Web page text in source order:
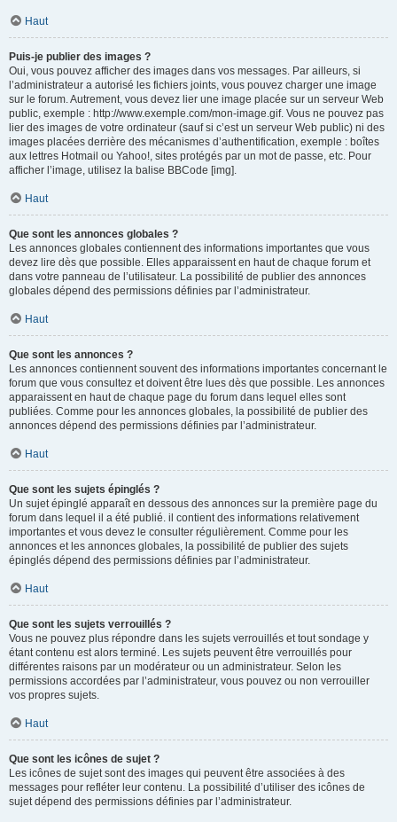
Haut
Puis-je publier des images ?
Oui, vous pouvez afficher des images dans vos messages. Par ailleurs, si
l’administrateur a autorisé les fichiers joints, vous pouvez charger une image
sur le forum. Autrement, vous devez lier une image placée sur un serveur Web
public, exemple : http://www.exemple.com/mon-image.gif. Vous ne pouvez pas
lier des images de votre ordinateur (sauf si c’est un serveur Web public) ni des
images placées derrière des mécanismes d’authentification, exemple : boîtes
aux lettres Hotmail ou Yahoo!, sites protégés par un mot de passe, etc. Pour
afficher l’image, utilisez la balise BBCode [img].
Haut
Que sont les annonces globales ?
Les annonces globales contiennent des informations importantes que vous
devez lire dès que possible. Elles apparaissent en haut de chaque forum et
dans votre panneau de l’utilisateur. La possibilité de publier des annonces
globales dépend des permissions définies par l’administrateur.
Haut
Que sont les annonces ?
Les annonces contiennent souvent des informations importantes concernant le
forum que vous consultez et doivent être lues dès que possible. Les annonces
apparaissent en haut de chaque page du forum dans lequel elles sont
publiées. Comme pour les annonces globales, la possibilité de publier des
annonces dépend des permissions définies par l’administrateur.
Haut
Que sont les sujets épinglés ?
Un sujet épinglé apparaît en dessous des annonces sur la première page du
forum dans lequel il a été publié. il contient des informations relativement
importantes et vous devez le consulter régulièrement. Comme pour les
annonces et les annonces globales, la possibilité de publier des sujets
épinglés dépend des permissions définies par l’administrateur.
Haut
Que sont les sujets verrouillés ?
Vous ne pouvez plus répondre dans les sujets verrouillés et tout sondage y
étant contenu est alors terminé. Les sujets peuvent être verrouillés pour
différentes raisons par un modérateur ou un administrateur. Selon les
permissions accordées par l’administrateur, vous pouvez ou non verrouiller
vos propres sujets.
Haut
Que sont les icônes de sujet ?
Les icônes de sujet sont des images qui peuvent être associées à des
messages pour refléter leur contenu. La possibilité d’utiliser des icônes de
sujet dépend des permissions définies par l’administrateur.